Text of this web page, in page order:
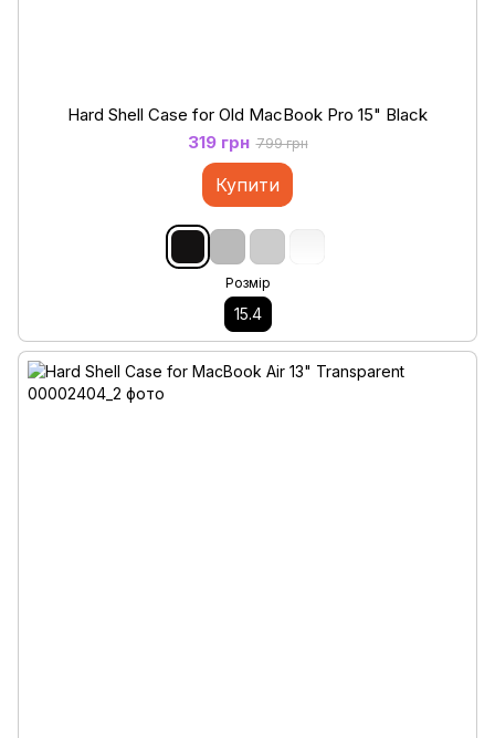
Hard Shell Case for Old MacBook Pro 15" Black
319 грн 799 грн
Купити
Розмір
15.4